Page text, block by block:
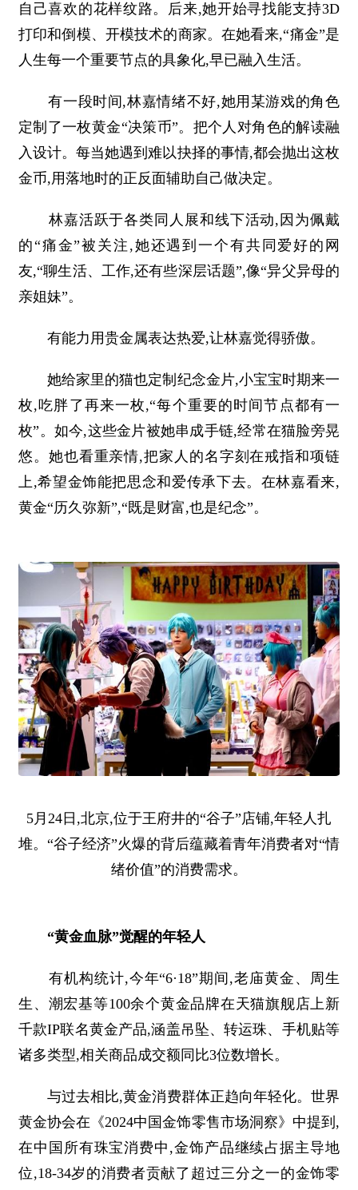
自己喜欢的花样纹路。后来,她开始寻找能支持3D
打印和倒模、开模技术的商家。在她看来,“痛金”是
人生每一个重要节点的具象化,早已融入生活。
有一段时间,林嘉情绪不好,她用某游戏的角色
定制了一枚黄金“决策币”。把个人对角色的解读融
入设计。每当她遇到难以抉择的事情,都会抛出这枚
金币,用落地时的正反面辅助自己做决定。
林嘉活跃于各类同人展和线下活动,因为佩戴
的“痛金”被关注,她还遇到一个有共同爱好的网
友,“聊生活、工作,还有些深层话题”,像“异父异母的
亲姐妹”。
有能力用贵金属表达热爱,让林嘉觉得骄傲。
她给家里的猫也定制纪念金片,小宝宝时期来一
枚,吃胖了再来一枚,“每个重要的时间节点都有一
枚”。如今,这些金片被她串成手链,经常在猫脸旁晃
悠。她也看重亲情,把家人的名字刻在戒指和项链
上,希望金饰能把思念和爱传承下去。在林嘉看来,
黄金“历久弥新”,“既是财富,也是纪念”。
5月24日,北京,位于王府井的“谷子”店铺,年轻人扎
堆。“谷子经济”火爆的背后蕴藏着青年消费者对“情
绪价值”的消费需求。
“黄金血脉”觉醒的年轻人
有机构统计,今年“6·18”期间,老庙黄金、周生
生、潮宏基等100余个黄金品牌在天猫旗舰店上新
千款IP联名黄金产品,涵盖吊坠、转运珠、手机贴等
诸多类型,相关商品成交额同比3位数增长。
与过去相比,黄金消费群体正趋向年轻化。世界
黄金协会在《2024中国金饰零售市场洞察》中提到,
在中国所有珠宝消费中,金饰产品继续占据主导地
位,18-34岁的消费者贡献了超过三分之一的金饰零